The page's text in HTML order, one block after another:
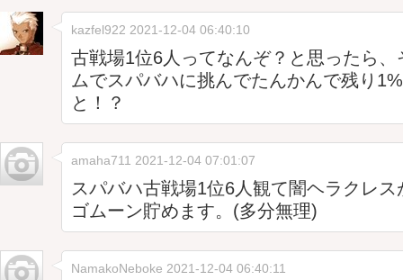
kazfel922 2021-12-04 06:40:10
古戦場1位6人ってなんぞ？と思ったら
ムでスパバハに挑んでたんかんで残り
と！？
amaha711 2021-12-04 07:01:07
スパバハ古戦場1位6人観て闇ヘラクレ
ゴムーン貯めます。(多分無理)
NamakoNeboke 2021-12-04 06:40:11